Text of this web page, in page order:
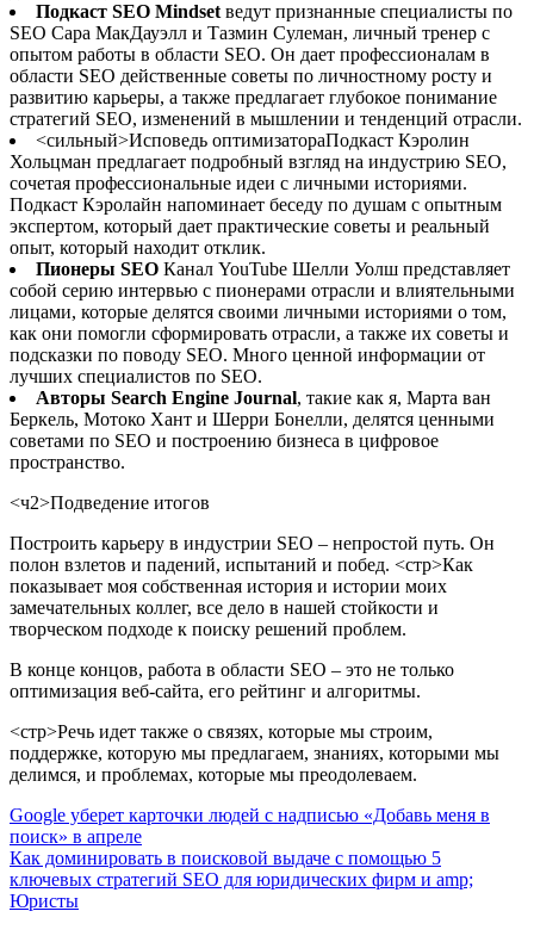
Подкаст SEO Mindset ведут признанные специалисты по
SEO Сара МакДауэлл и Тазмин Сулеман, личный тренер с
опытом работы в области SEO. Он дает профессионалам в
области SEO действенные советы по личностному росту и
развитию карьеры, а также предлагает глубокое понимание
стратегий SEO, изменений в мышлении и тенденций отрасли.
<сильный>Исповедь оптимизатораПодкаст Кэролин
Хольцман предлагает подробный взгляд на индустрию SEO,
сочетая профессиональные идеи с личными историями.
Подкаст Кэролайн напоминает беседу по душам с опытным
экспертом, который дает практические советы и реальный
опыт, который находит отклик.
Пионеры SEO Канал YouTube Шелли Уолш представляет
собой серию интервью с пионерами отрасли и влиятельными
лицами, которые делятся своими личными историями о том,
как они помогли сформировать отрасли, а также их советы и
подсказки по поводу SEO. Много ценной информации от
лучших специалистов по SEO.
Авторы Search Engine Journal, такие как я, Марта ван
Беркель, Мотоко Хант и Шерри Бонелли, делятся ценными
советами по SEO и построению бизнеса в цифровое
пространство.
<ч2>Подведение итогов
Построить карьеру в индустрии SEO – непростой путь. Он
полон взлетов и падений, испытаний и побед. <стр>Как
показывает моя собственная история и истории моих
замечательных коллег, все дело в нашей стойкости и
творческом подходе к поиску решений проблем.
В конце концов, работа в области SEO – это не только
оптимизация веб-сайта, его рейтинг и алгоритмы.
<стр>Речь идет также о связях, которые мы строим,
поддержке, которую мы предлагаем, знаниях, которыми мы
делимся, и проблемах, которые мы преодолеваем.
Навигация
по
записям
Google уберет карточки людей с надписью «Добавь меня в
поиск» в апреле
Как доминировать в поисковой выдаче с помощью 5
ключевых стратегий SEO для юридических фирм и amp;
Юристы